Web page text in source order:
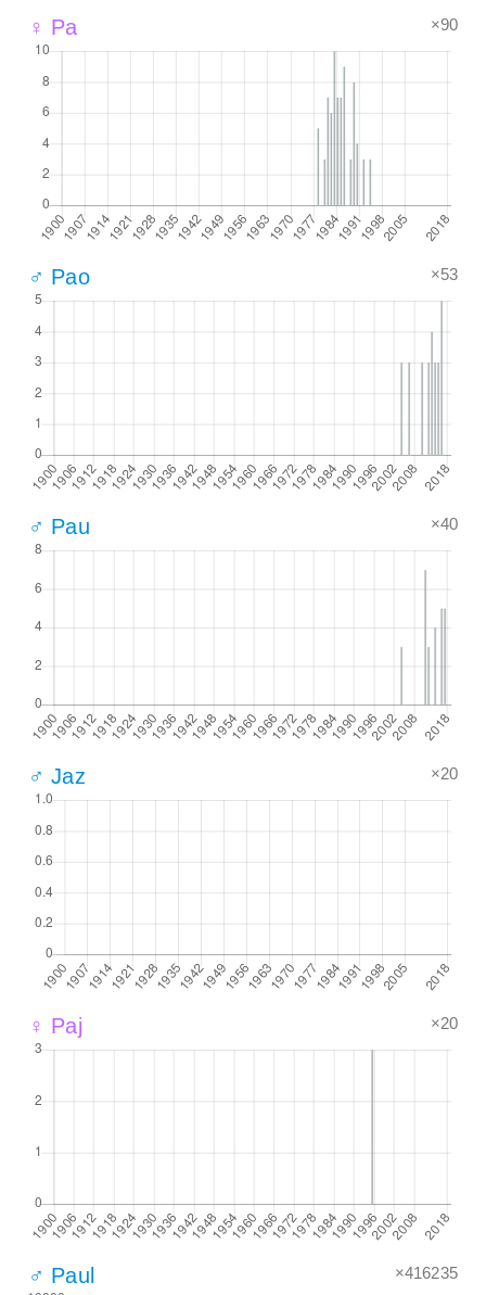
♀ Pa ×90
♂ Pao ×53
♂ Pau ×40
♂ Jaz ×20
♀ Paj ×20
♂ Paul ×416235